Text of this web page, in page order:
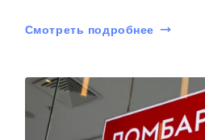
Смотреть подробнее